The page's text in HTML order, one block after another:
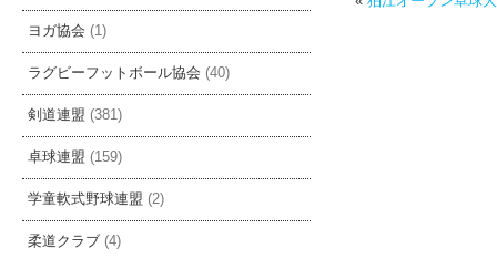
ヨガ協会 (1)
ラグビーフットボール協会 (40)
剣道連盟 (381)
卓球連盟 (159)
学童軟式野球連盟 (2)
柔道クラブ (4)